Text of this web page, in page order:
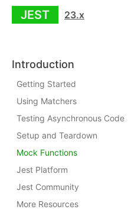
JEST 23.x
Introduction
Getting Started
Using Matchers
Testing Asynchronous Code
Setup and Teardown
Mock Functions
Jest Platform
Jest Community
More Resources